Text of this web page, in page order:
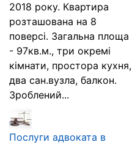
2018 року. Квартира
розташована на 8
поверсі. Загальна площа
- 97кв.м., три окремі
кімнати, простора кухня,
два сан.вузла, балкон.
Зроблений...
Послуги адвоката в